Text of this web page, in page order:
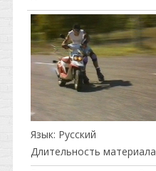
Язык: Русский
Длительность материала